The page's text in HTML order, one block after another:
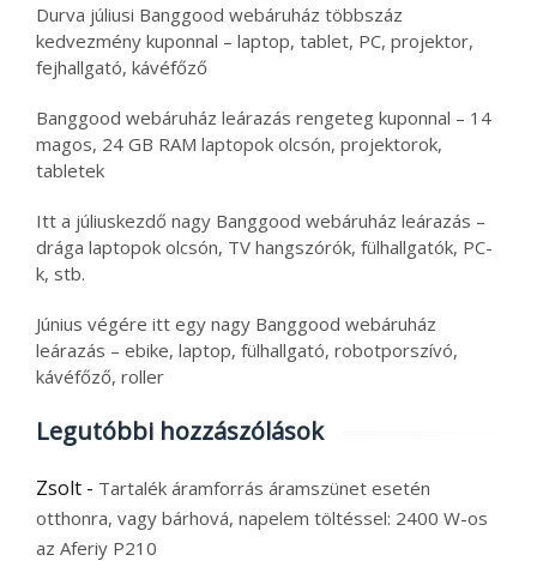
Durva júliusi Banggood webáruház többszáz
kedvezmény kuponnal – laptop, tablet, PC, projektor,
fejhallgató, kávéfőző
Banggood webáruház leárazás rengeteg kuponnal – 14
magos, 24 GB RAM laptopok olcsón, projektorok,
tabletek
Itt a júliuskezdő nagy Banggood webáruház leárazás –
drága laptopok olcsón, TV hangszórók, fülhallgatók, PC-
k, stb.
Június végére itt egy nagy Banggood webáruház
leárazás – ebike, laptop, fülhallgató, robotporszívó,
kávéfőző, roller
Legutóbbi hozzászólások
Zsolt - Tartalék áramforrás áramszünet esetén
otthonra, vagy bárhová, napelem töltéssel: 2400 W-os
az Aferiy P210